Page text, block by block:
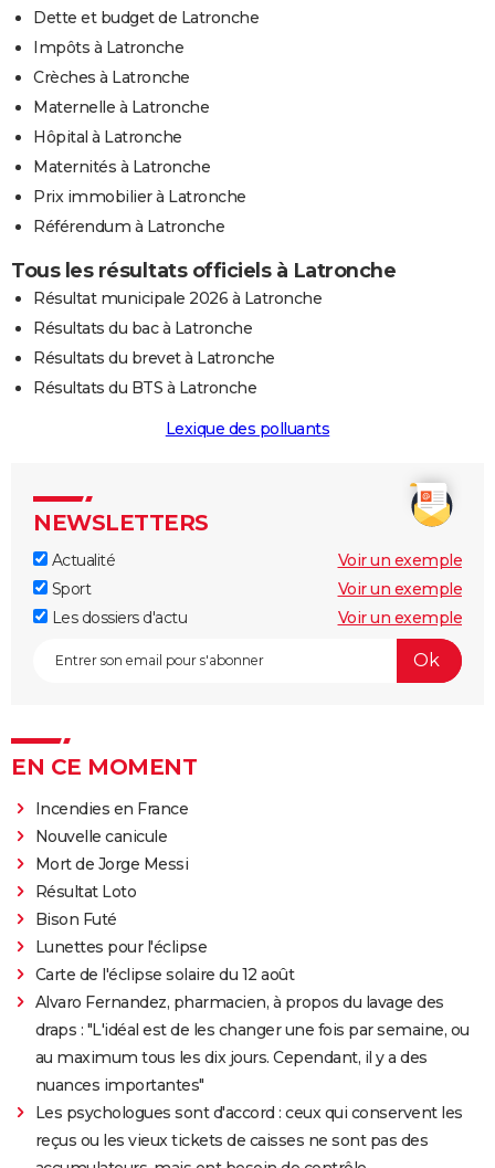
Dette et budget de Latronche
Impôts à Latronche
Crèches à Latronche
Maternelle à Latronche
Hôpital à Latronche
Maternités à Latronche
Prix immobilier à Latronche
Référendum à Latronche
Tous les résultats officiels à Latronche
Résultat municipale 2026 à Latronche
Résultats du bac à Latronche
Résultats du brevet à Latronche
Résultats du BTS à Latronche
Lexique des polluants
NEWSLETTERS
Actualité
Voir un exemple
Sport
Voir un exemple
Les dossiers d'actu
Voir un exemple
EN CE MOMENT
Incendies en France
Nouvelle canicule
Mort de Jorge Messi
Résultat Loto
Bison Futé
Lunettes pour l'éclipse
Carte de l'éclipse solaire du 12 août
Alvaro Fernandez, pharmacien, à propos du lavage des
draps : "L'idéal est de les changer une fois par semaine, ou
au maximum tous les dix jours. Cependant, il y a des
nuances importantes"
Les psychologues sont d'accord : ceux qui conservent les
reçus ou les vieux tickets de caisses ne sont pas des